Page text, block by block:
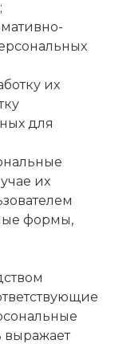
их
для
их
формы,
выражает